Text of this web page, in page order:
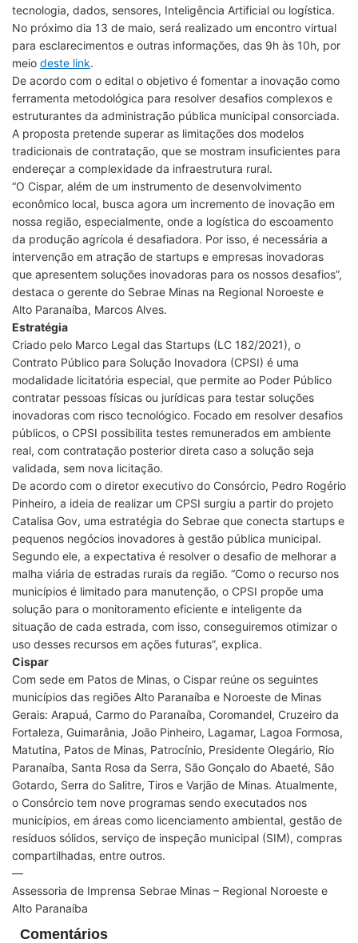
tecnologia, dados, sensores, Inteligência Artificial ou logística.
No próximo dia 13 de maio, será realizado um encontro virtual
para esclarecimentos e outras informações, das 9h às 10h, por
meio deste link.
De acordo com o edital o objetivo é fomentar a inovação como
ferramenta metodológica para resolver desafios complexos e
estruturantes da administração pública municipal consorciada.
A proposta pretende superar as limitações dos modelos
tradicionais de contratação, que se mostram insuficientes para
endereçar a complexidade da infraestrutura rural.
“O Cispar, além de um instrumento de desenvolvimento
econômico local, busca agora um incremento de inovação em
nossa região, especialmente, onde a logística do escoamento
da produção agrícola é desafiadora. Por isso, é necessária a
intervenção em atração de startups e empresas inovadoras
que apresentem soluções inovadoras para os nossos desafios”,
destaca o gerente do Sebrae Minas na Regional Noroeste e
Alto Paranaíba, Marcos Alves.
Estratégia
Criado pelo Marco Legal das Startups (LC 182/2021), o
Contrato Público para Solução Inovadora (CPSI) é uma
modalidade licitatória especial, que permite ao Poder Público
contratar pessoas físicas ou jurídicas para testar soluções
inovadoras com risco tecnológico. Focado em resolver desafios
públicos, o CPSI possibilita testes remunerados em ambiente
real, com contratação posterior direta caso a solução seja
validada, sem nova licitação.
De acordo com o diretor executivo do Consórcio, Pedro Rogério
Pinheiro, a ideia de realizar um CPSI surgiu a partir do projeto
Catalisa Gov, uma estratégia do Sebrae que conecta startups e
pequenos negócios inovadores à gestão pública municipal.
Segundo ele, a expectativa é resolver o desafio de melhorar a
malha viária de estradas rurais da região. “Como o recurso nos
municípios é limitado para manutenção, o CPSI propõe uma
solução para o monitoramento eficiente e inteligente da
situação de cada estrada, com isso, conseguiremos otimizar o
uso desses recursos em ações futuras”, explica.
Cispar
Com sede em Patos de Minas, o Cispar reúne os seguintes
municípios das regiões Alto Paranaíba e Noroeste de Minas
Gerais: Arapuá, Carmo do Paranaíba, Coromandel, Cruzeiro da
Fortaleza, Guimarânia, João Pinheiro, Lagamar, Lagoa Formosa,
Matutina, Patos de Minas, Patrocínio, Presidente Olegário, Rio
Paranaíba, Santa Rosa da Serra, São Gonçalo do Abaeté, São
Gotardo, Serra do Salitre, Tiros e Varjão de Minas. Atualmente,
o Consórcio tem nove programas sendo executados nos
municípios, em áreas como licenciamento ambiental, gestão de
resíduos sólidos, serviço de inspeção municipal (SIM), compras
compartilhadas, entre outros.
—
Assessoria de Imprensa Sebrae Minas – Regional Noroeste e
Alto Paranaíba
Comentários